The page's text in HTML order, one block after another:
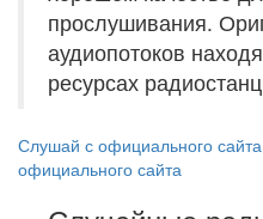
прослушивания.
аудиопотоков
ресурсах
Слушай с официального сайта
официального сайта